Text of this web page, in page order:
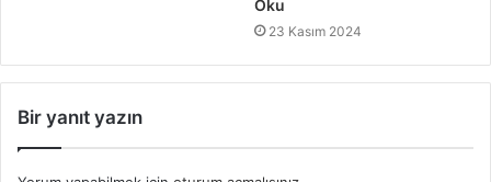
Oku
23 Kasım 2024
Bir yanıt yazın